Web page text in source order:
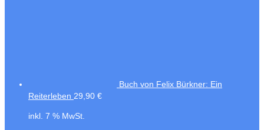
Buch von Felix Bürkner: Ein
Reiterleben 29,90 €
inkl. 7 % MwSt.